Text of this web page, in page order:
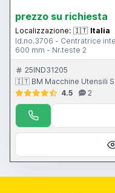
prezzo su richiesta
Localizzazione: 🇮🇹 Italia
Id.no.3706 - Centratrice
600 mm - Nr.teste 2
25IND31205
🇮🇹 BM Macchine Utensili
4.5
2